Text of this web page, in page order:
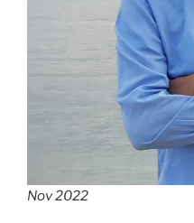
Nov 2022